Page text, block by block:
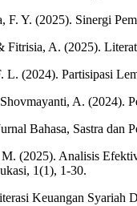
F. Y. (2025). Sinergi
Fitrisia, A. (2025).
L. (2024). Partisipasi
A. (2024).
Bahasa, Sastra dan
(2025). Analisis
1(1), 1-30.
Keuangan Syariah